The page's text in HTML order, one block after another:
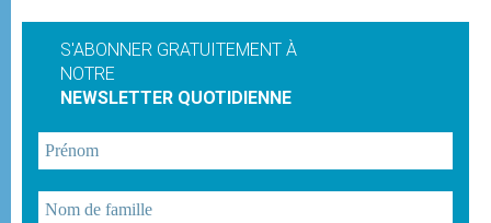
S'ABONNER GRATUITEMENT À
NOTRE
NEWSLETTER QUOTIDIENNE